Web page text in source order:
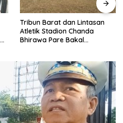
Tribun Barat dan Lintasan
Atletik Stadion Chanda
Bhirawa Pare Bakal